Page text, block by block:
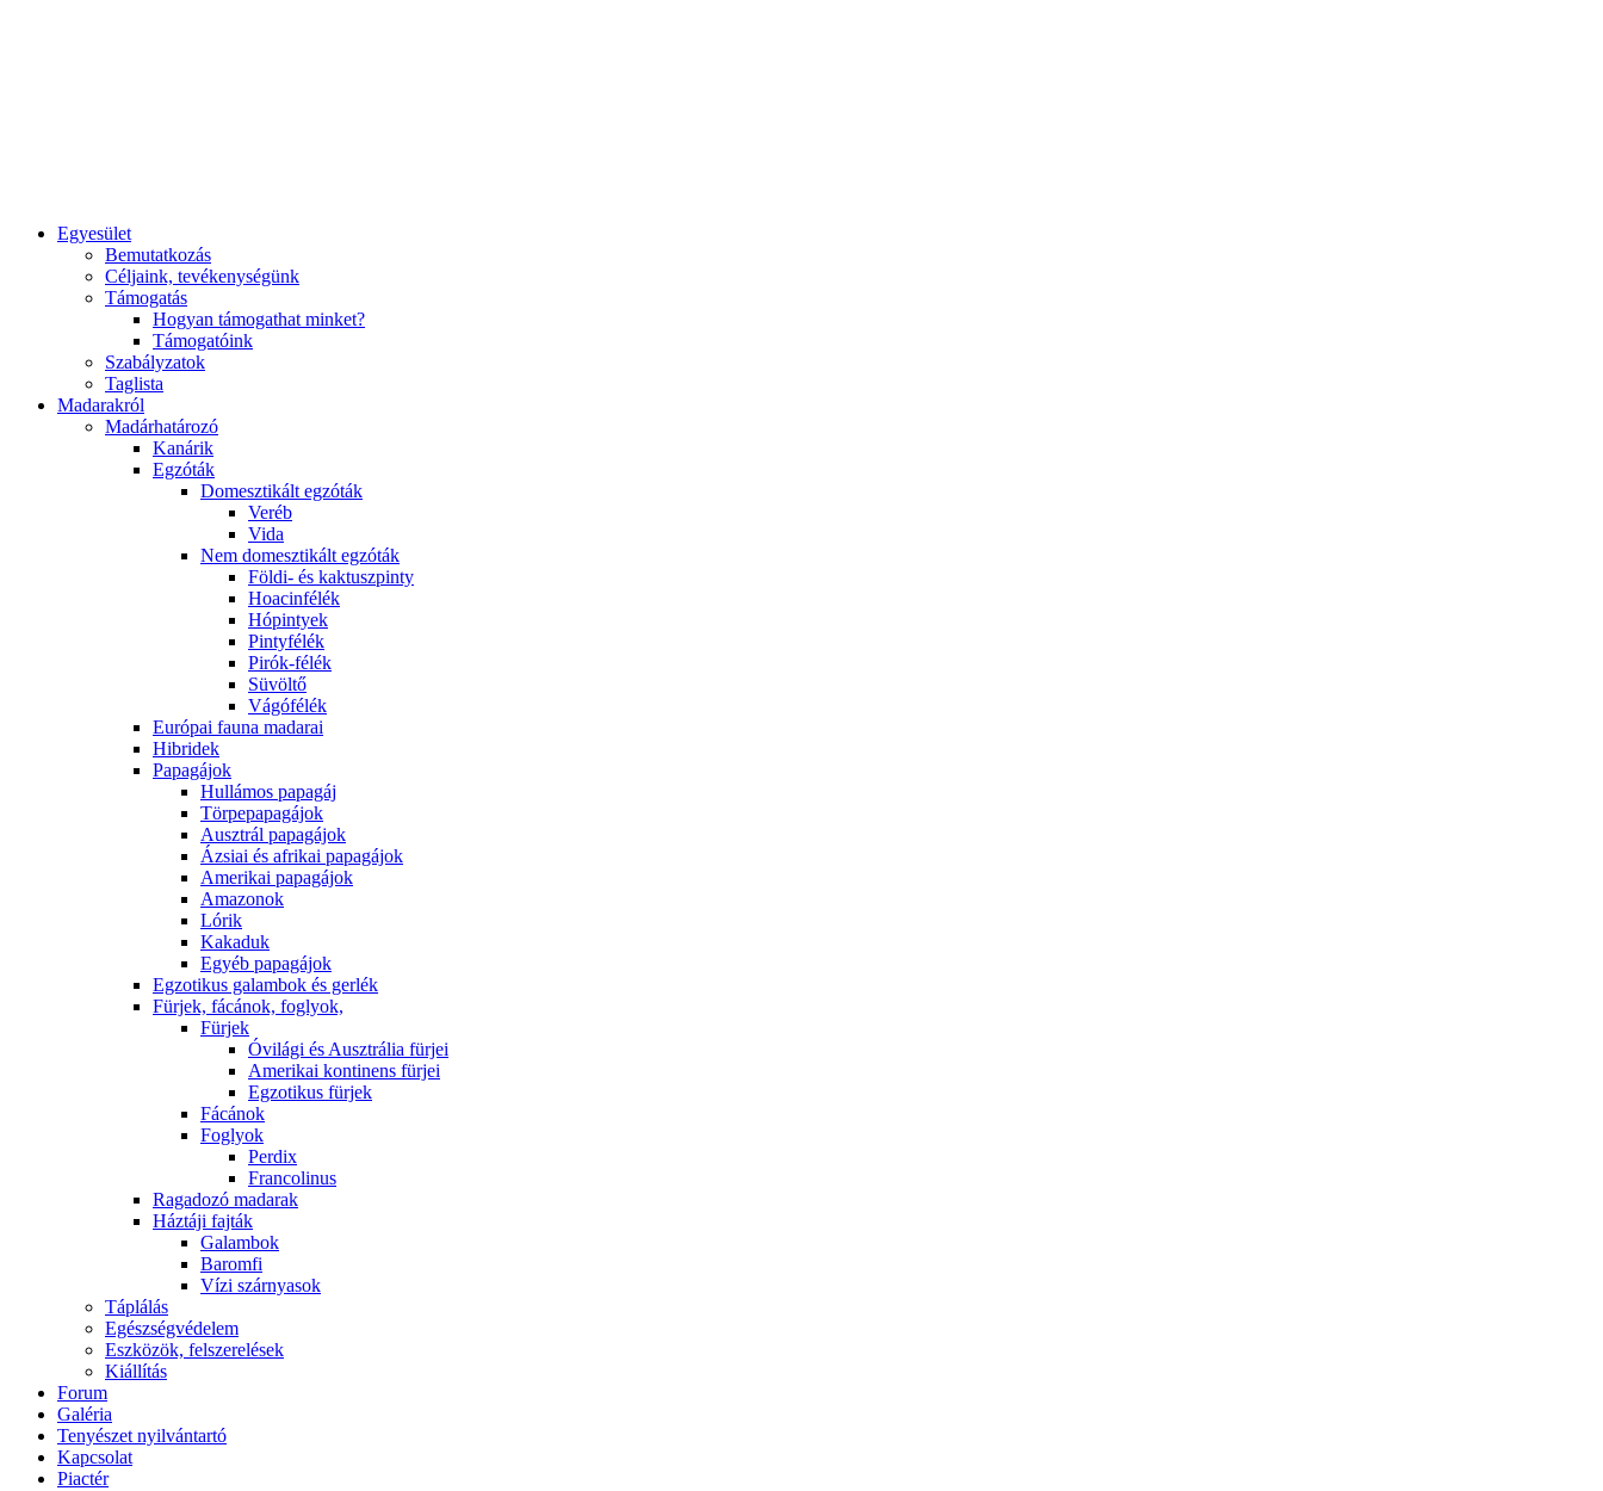
Egyesület
Bemutatkozás
Céljaink, tevékenységünk
Támogatás
Hogyan támogathat minket?
Támogatóink
Szabályzatok
Taglista
Madarakról
Madárhatározó
Kanárik
Egzóták
Domesztikált egzóták
Veréb
Vida
Nem domesztikált egzóták
Földi- és kaktuszpinty
Hoacinfélék
Hópintyek
Pintyfélék
Pirók-félék
Süvöltő
Vágófélék
Európai fauna madarai
Hibridek
Papagájok
Hullámos papagáj
Törpepapagájok
Ausztrál papagájok
Ázsiai és afrikai papagájok
Amerikai papagájok
Amazonok
Lórik
Kakaduk
Egyéb papagájok
Egzotikus galambok és gerlék
Fürjek, fácánok, foglyok,
Fürjek
Óvilági és Ausztrália fürjei
Amerikai kontinens fürjei
Egzotikus fürjek
Fácánok
Foglyok
Perdix
Francolinus
Ragadozó madarak
Háztáji fajták
Galambok
Baromfi
Vízi szárnyasok
Táplálás
Egészségvédelem
Eszközök, felszerelések
Kiállítás
Forum
Galéria
Tenyészet nyilvántartó
Kapcsolat
Piactér